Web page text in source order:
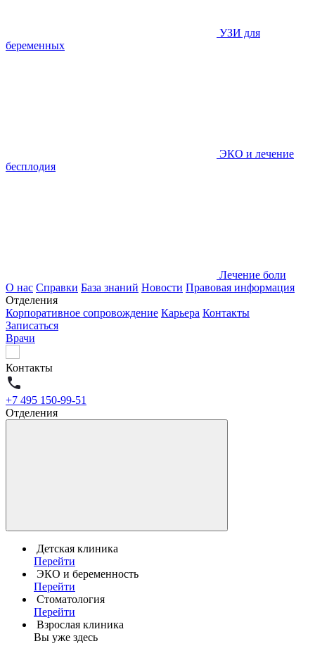
УЗИ для
беременных
ЭКО и лечение
бесплодия
Лечение боли
О нас Справки База знаний Новости Правовая информация
Отделения
Корпоративное сопровождение Карьера Контакты
Записаться
Врачи
Контакты
+7 495 150-99-51
Отделения
Детская клиника
Перейти
ЭКО и беременность
Перейти
Стоматология
Перейти
Взрослая клиника
Вы уже здесь